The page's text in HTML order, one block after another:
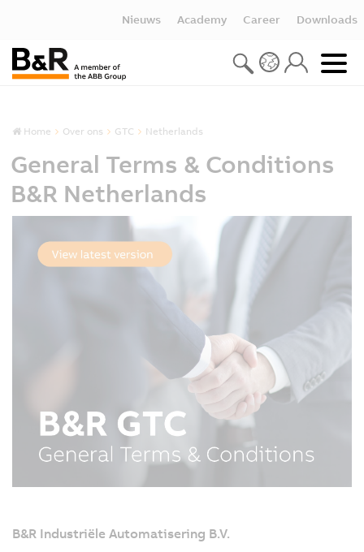
Nieuws Academy Career Downloads
Home Over ons GTC Netherlands
General Terms & Conditions
B&R Netherlands
B&R Industriële Automatisering B.V.